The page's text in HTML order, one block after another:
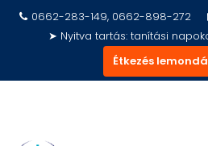
0662-283-149, 0662-898-272
➤ Nyitva tartás: tanítási
Étkezés